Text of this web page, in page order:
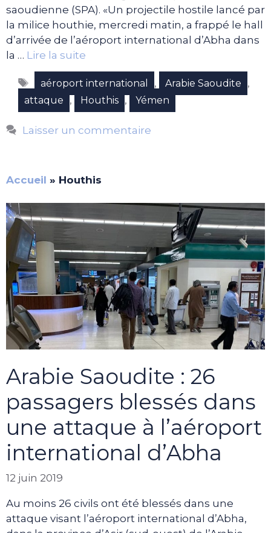
saoudienne (SPA). «Un projectile hostile lancé par
la milice houthie, mercredi matin, a frappé le hall
d’arrivée de l’aéroport international d’Abha dans
la … Lire la suite
Étiquettes
aéroport international , Arabie Saoudite ,
attaque , Houthis , Yémen
Laisser un commentaire
Accueil » Houthis
Arabie Saoudite : 26
passagers blessés dans
une attaque à l’aéroport
international d’Abha
12 juin 2019
Au moins 26 civils ont été blessés dans une
attaque visant l’aéroport international d’Abha,